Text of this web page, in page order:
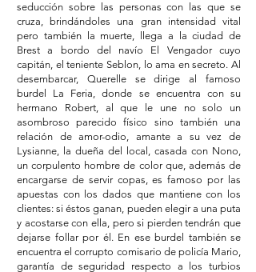
seducción sobre las personas con las que se
cruza, brindándoles una gran intensidad vital
pero también la muerte, llega a la ciudad de
Brest a bordo del navío El Vengador cuyo
capitán, el teniente Seblon, lo ama en secreto. Al
desembarcar, Querelle se dirige al famoso
burdel La Feria, donde se encuentra con su
hermano Robert, al que le une no solo un
asombroso parecido físico sino también una
relación de amor-odio, amante a su vez de
Lysianne, la dueña del local, casada con Nono,
un corpulento hombre de color que, además de
encargarse de servir copas, es famoso por las
apuestas con los dados que mantiene con los
clientes: si éstos ganan, pueden elegir a una puta
y acostarse con ella, pero si pierden tendrán que
dejarse follar por él. En ese burdel también se
encuentra el corrupto comisario de policía Mario,
garantía de seguridad respecto a los turbios